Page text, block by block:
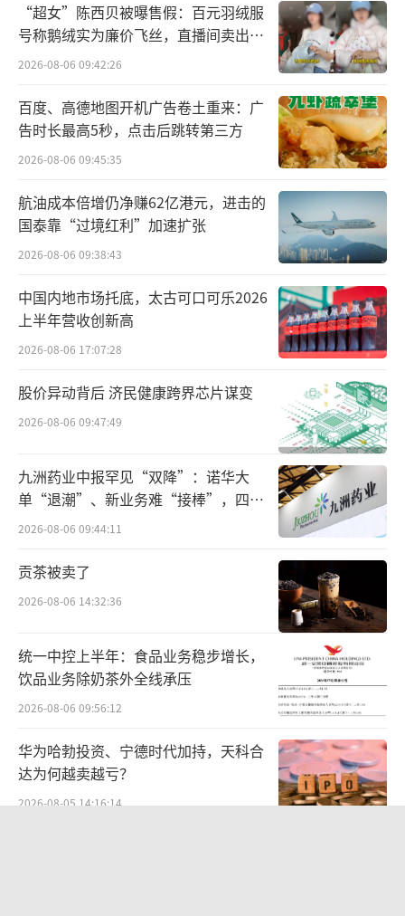
今年“十一”黄金周，生活化度假正在重
构“附近”消费动线。与去年同期相比，前往
运动场所和室内休闲场所的打车需求分别上涨3
6%和35%，美容美发、购物和餐饮美食场所的
需求上涨均超过20%。双节氛围叠加，假期走
亲访友需求同比上涨32%。
中秋夜，在聚餐、赏月观灯的带动下，19-
20时成为打车需求较前一日上涨最高时段。202
5厦门园博苑国庆中秋嘉年华、上海首届国际光
影节、2025年广州文化公园中秋灯会是打车需
求前三的中秋灯会活动，带动举办地点打车需
求相比节前上涨均超过85%。
长假期间，多地音乐演出、漫展等成为假
日文化消费亮点。长江采石矶2025葫芦果音乐
节（马鞍山站）、2025华晨宇火星演唱会南京
站、重庆TF逐日演唱会现场火热，带动举办场
地打车需求同比上涨均超10倍。成都第二十一
届世界线动漫展、2025上海动漫文化博览会、
长春第三届东北亚Comic Time动漫游戏博览展
会等漫展举办地打车需求同比涨幅超过350%。
“超女”陈西贝被曝售假：百元羽绒服
号称鹅绒实为廉价飞丝，直播间卖出超
百万元
2026-08-06 09:42:26
百度、高德地图开机广告卷土重来：广
告时长最高5秒，点击后跳转第三方
2026-08-06 09:45:35
航油成本倍增仍净赚62亿港元，进击的
国泰靠“过境红利”加速扩张
2026-08-06 09:38:43
中国内地市场托底，太古可口可乐2026
上半年营收创新高
2026-08-06 17:07:28
股价异动背后 济民健康跨界芯片谋变
2026-08-06 09:47:49
九洲药业中报罕见“双降”：诺华大
单“退潮”、新业务难“接棒”，四大
难关待闯
2026-08-06 09:44:11
贡茶被卖了
2026-08-06 14:32:36
统一中控上半年：食品业务稳步增长，
饮品业务除奶茶外全线承压
2026-08-06 09:56:12
华为哈勃投资、宁德时代加持，天科合
达为何越卖越亏？
2026-08-05 14:16:14